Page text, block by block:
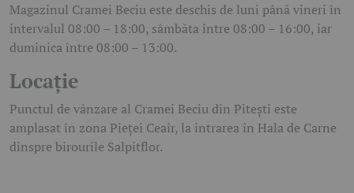
Magazinul Cramei Beciu este deschis de luni până vineri în
intervalul 08:00 – 18:00, sâmbăta între 08:00 – 16:00, iar
duminica între 08:00 – 13:00.
Locație
Punctul de vânzare al Cramei Beciu din Pitești este
amplasat în zona Pieței Ceair, la intrarea în Hala de Carne
dinspre birourile Salpitflor.